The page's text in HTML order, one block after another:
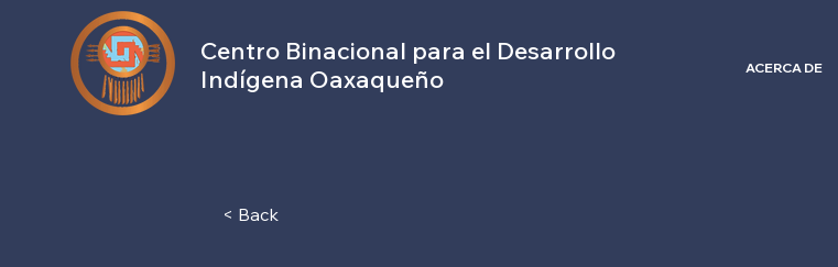
Centro Binacional para el Desarrollo
Indígena Oaxaqueño
ACERCA DE
< Back